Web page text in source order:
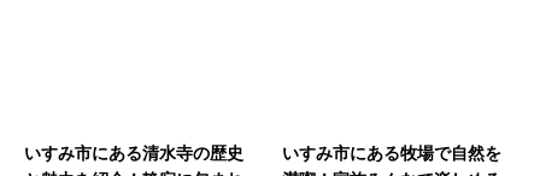
いすみ市にある清水寺の歴史
いすみ市にある牧場で自然を